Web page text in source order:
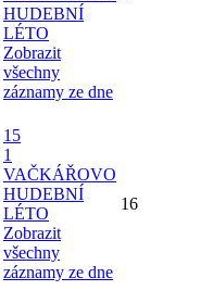
HUDEBNÍ
LÉTO
Zobrazit
všechny
záznamy ze dne
15
1
VAČKÁŘOVO
HUDEBNÍ
LÉTO
Zobrazit
všechny
záznamy ze dne
16